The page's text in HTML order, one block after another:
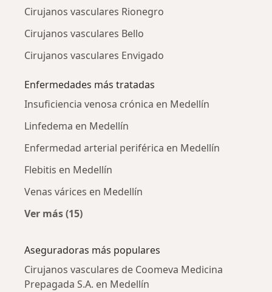
Cirujanos vasculares Rionegro
Cirujanos vasculares Bello
Cirujanos vasculares Envigado
Enfermedades más tratadas
Insuficiencia venosa crónica en Medellín
Linfedema en Medellín
Enfermedad arterial periférica en Medellín
Flebitis en Medellín
Venas várices en Medellín
Ver más (15)
Aseguradoras más populares
Cirujanos vasculares de Coomeva Medicina
Prepagada S.A. en Medellín